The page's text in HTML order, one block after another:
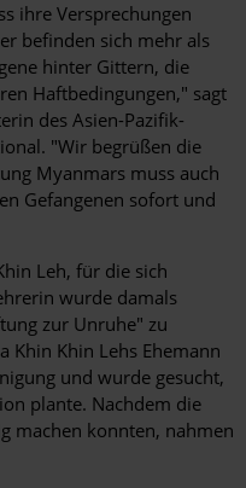
ihre Versprechungen
befinden sich mehr als
hinter Gittern, die
Haftbedingungen," sagt
des Asien-Pazifik-
"Wir begrüßen die
Myanmars muss auch
Gefangenen sofort und
Leh, für die sich
wurde damals
zur Unruhe" zu
Khin Khin Lehs Ehemann
und wurde gesucht,
plante. Nachdem die
machen konnten, nahmen